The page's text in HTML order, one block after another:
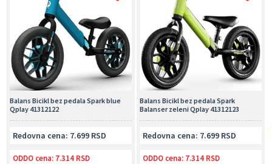
Balans Bicikl bez pedala Spark
Balanser zeleni Qplay 41312123
Redovna cena: 7.699 RSD
ODDO cena: 7.314 RSD
Balans Bicikl bez pedala Spark blue
Qplay 41312122
Redovna cena: 7.699 RSD
ODDO cena: 7.314 RSD